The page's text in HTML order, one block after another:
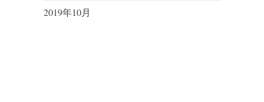
2019年10月